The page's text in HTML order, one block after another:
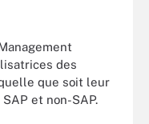
des
que soit leur
et non-SAP.